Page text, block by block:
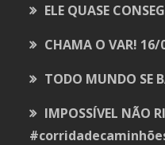
ELE QUASE
CHAMA O VAR! 16/
TODO MUNDO SE
IMPOSSÍVEL NÃO